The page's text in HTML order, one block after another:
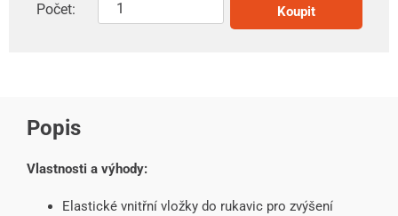
Počet: Koupit
Popis
Vlastnosti a výhody:
Elastické vnitřní vložky do rukavic pro zvýšení